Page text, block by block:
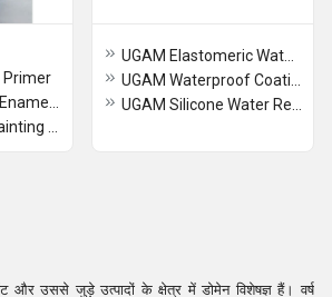
Primer
और उससे जुड़े उत्पादों के क्षेत्र में डोमेन विशेषज्ञ हैं। वर्ष